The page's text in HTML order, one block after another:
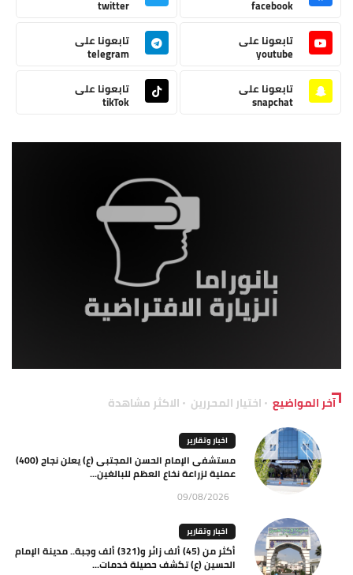
facebook
twitter
تابعونا على
youtube
تابعونا على
telegram
تابعونا على
snapchat
تابعونا على
tikTok
آخر المواضيع اختيار المحررين الاكثر مشاهدة
اخبار وتقارير
مستشفى الإمام الحسن المجتبى (ع) يعلن نجاح (400)
عملية لزراعة نخاع العظم للبالغين...
09/08/2026
اخبار وتقارير
أكثر من (45) ألف زائر و(321) ألف وجبة.. مدينة الإمام
الحسين (ع) تكشف حصيلة خدمات...